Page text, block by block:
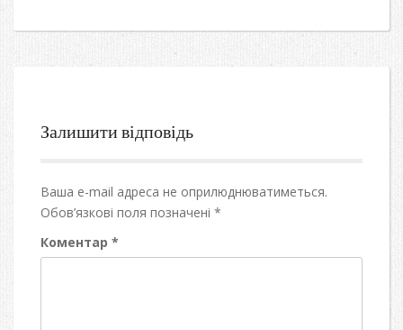
Залишити відповідь
Ваша e-mail адреса не оприлюднюватиметься.
Обов’язкові поля позначені *
Коментар *